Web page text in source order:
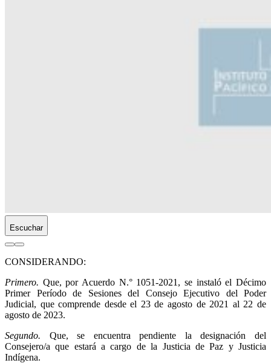
Escuchar
CONSIDERANDO:
Primero. Que, por Acuerdo N.° 1051-2021, se instaló el Décimo
Primer Período de Sesiones del Consejo Ejecutivo del Poder
Judicial, que comprende desde el 23 de agosto de 2021 al 22 de
agosto de 2023.
Segundo.
Que, se encuentra pendiente la designación del
Consejero/a que estará a cargo de la Justicia de Paz y Justicia
Indígena.